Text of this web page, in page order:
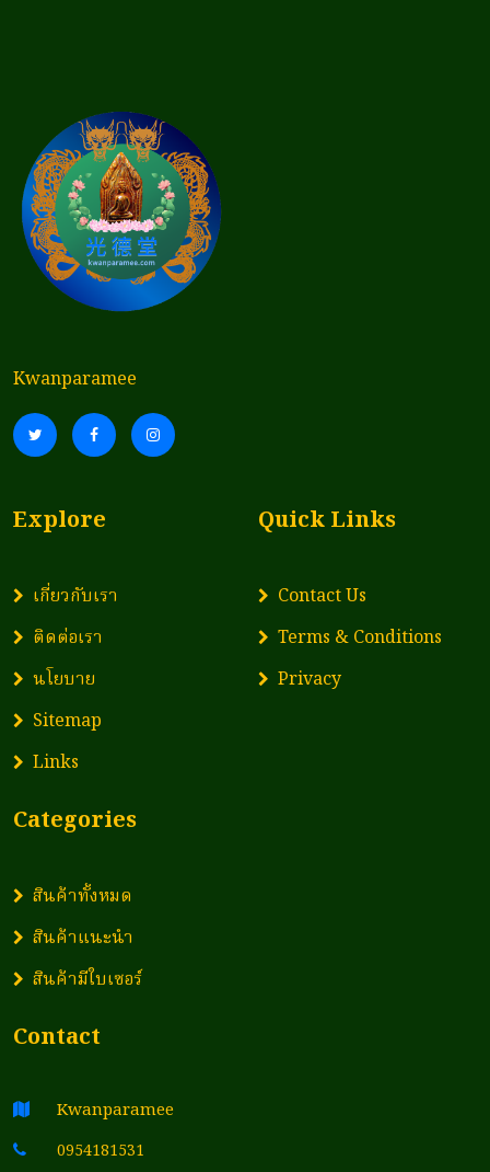
Kwanparamee
Explore
เกี่ยวกับเรา
ติดต่อเรา
นโยบาย
Sitemap
Links
Quick Links
Contact Us
Terms & Conditions
Privacy
Categories
สินค้าทั้งหมด
สินค้าแนะนำ
สินค้ามีใบเซอร์
Contact
Kwanparamee
0954181531